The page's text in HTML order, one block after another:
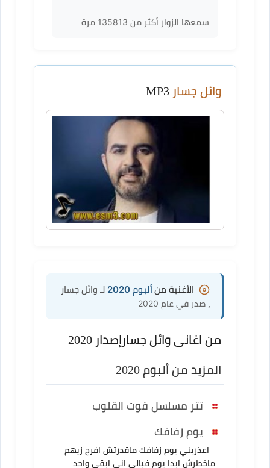
سمعها الزوار أكثر من 135813 مرة
وائل جسار
الأغنية منألبوم 2020 لـ وائل جسار
، صدر في عام 2020
من اغانى وائل جسارإصدار 2020
المزيد من ألبوم 2020
تتر مسلسل قوت القلوب
يوم زفافك
اعذريني يوم زفافك ماقدرتش افرح زيهم
ماخطرش ابدا يوم فبالي اني ابقي واحد